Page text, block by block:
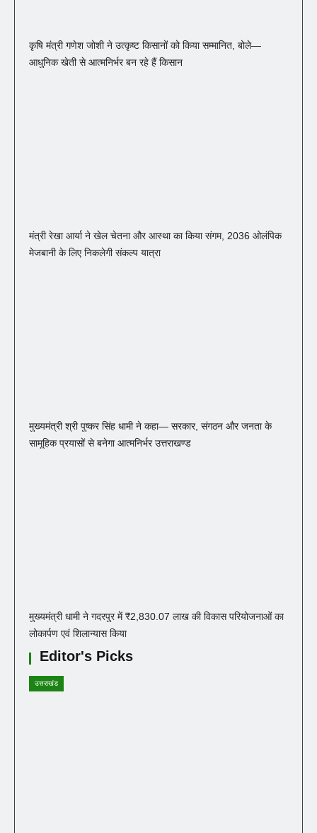
कृषि मंत्री गणेश जोशी ने उत्कृष्ट किसानों को किया सम्मानित, बोले—
आधुनिक खेती से आत्मनिर्भर बन रहे हैं किसान
मंत्री रेखा आर्या ने खेल चेतना और आस्था का किया संगम, 2036 ओलंपिक
मेजबानी के लिए निकलेगी संकल्प यात्रा
मुख्यमंत्री श्री पुष्कर सिंह धामी ने कहा— सरकार, संगठन और जनता के
सामूहिक प्रयासों से बनेगा आत्मनिर्भर उत्तराखण्ड
मुख्यमंत्री धामी ने गदरपुर में ₹2,830.07 लाख की विकास परियोजनाओं का
लोकार्पण एवं शिलान्यास किया
Editor's Picks
उत्तराखंड